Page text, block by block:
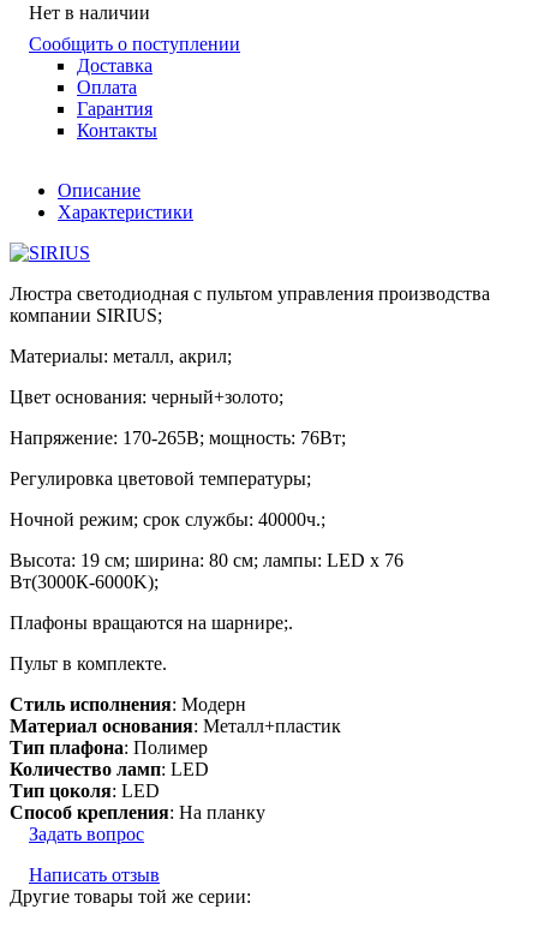
Нет в наличии
Сообщить о поступлении
Доставка
Оплата
Гарантия
Контакты
Описание
Характеристики
Люстра светодиодная с пультом управления производства
компании SIRIUS;
Материалы: металл, акрил;
Цвет основания: черный+золото;
Напряжение: 170-265В; мощность: 76Вт;
Регулировка цветовой температуры;
Ночной режим; срок службы: 40000ч.;
Высота: 19 см; ширина: 80 см; лампы: LED х 76
Вт(3000К-6000K);
Плафоны вращаются на шарнире;.
Пульт в комплекте.
Стиль исполнения: Модерн
Материал основания: Металл+пластик
Тип плафона: Полимер
Количество ламп: LED
Тип цоколя: LED
Способ крепления: На планку
Задать вопрос
Написать отзыв
Другие товары той же серии: